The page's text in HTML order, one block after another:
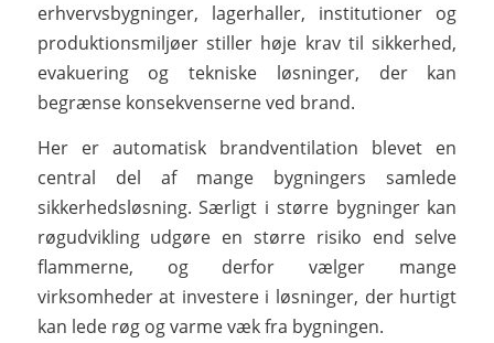
erhvervsbygninger, lagerhaller, institutioner og
produktionsmiljøer stiller høje krav til sikkerhed,
evakuering og tekniske løsninger, der kan
begrænse konsekvenserne ved brand.
Her er automatisk brandventilation blevet en
central del af mange bygningers samlede
sikkerhedsløsning. Særligt i større bygninger kan
røgudvikling udgøre en større risiko end selve
flammerne, og derfor vælger mange
virksomheder at investere i løsninger, der hurtigt
kan lede røg og varme væk fra bygningen.